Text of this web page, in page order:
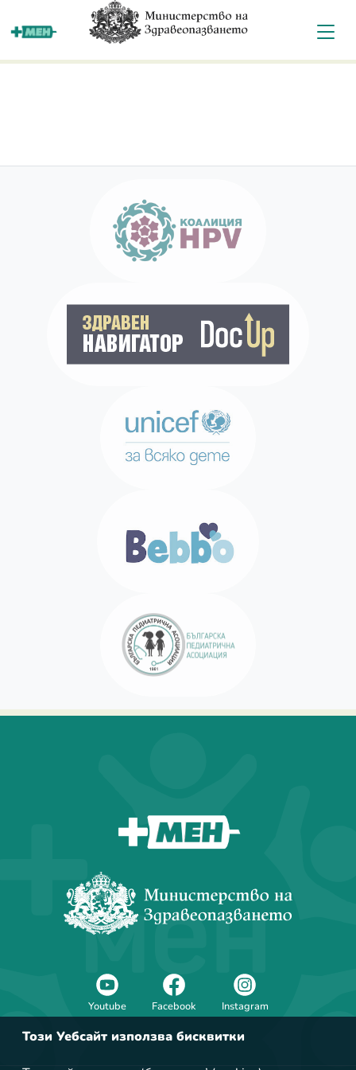
За мен
Youtube Facebook Instagram
Този Уебсайт използва бисквитки